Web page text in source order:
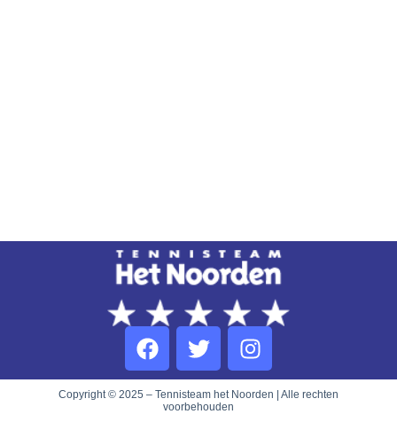
Copyright © 2025 – Tennisteam het Noorden | Alle rechten
voorbehouden